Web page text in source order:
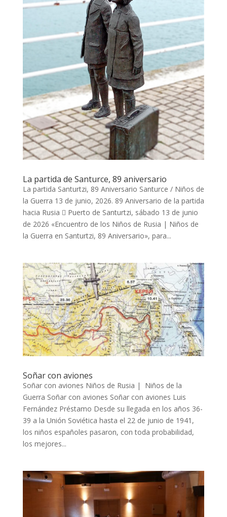
La partida de Santurce, 89 aniversario
La partida Santurtzi, 89 Aniversario Santurce / Niños de
la Guerra 13 de junio, 2026. 89 Aniversario de la partida
hacia Rusia  Puerto de Santurtzi, sábado 13 de junio
de 2026 «Encuentro de los Niños de Rusia | Niños de
la Guerra en Santurtzi, 89 Aniversario», para...
Soñar con aviones
Soñar con aviones Niños de Rusia | Niños de la
Guerra Soñar con aviones Soñar con aviones Luis
Fernández Préstamo Desde su llegada en los años 36-
39 a la Unión Soviética hasta el 22 de junio de 1941,
los niños españoles pasaron, con toda probabilidad,
los mejores...